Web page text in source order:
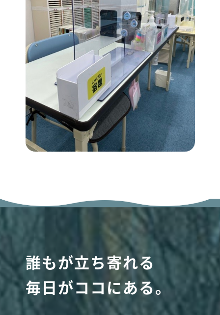
誰もが立ち寄れる
毎日がココにある。